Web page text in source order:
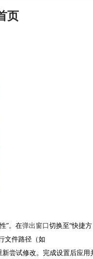
页
”。在弹出窗口切换至“快捷方
文件路径（如
尝试修改。完成设置后应用